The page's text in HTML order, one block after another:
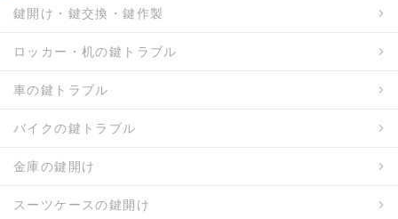
鍵開け・鍵交換・鍵作製
ロッカー・机の鍵トラブル
車の鍵トラブル
バイクの鍵トラブル
金庫の鍵開け
スーツケースの鍵開け